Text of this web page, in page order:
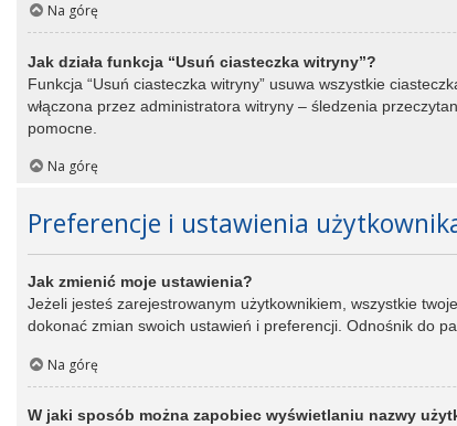
Na górę
Jak działa funkcja “Usuń ciasteczka witryny”?
Funkcja “Usuń ciasteczka witryny” usuwa wszystkie
włączona przez administratora witryny – śledzenia
pomocne.
Na górę
Preferencje i ustawienia
Jak zmienić moje ustawienia?
Jeżeli jesteś zarejestrowanym użytkownikiem, wszystkie
dokonać zmian swoich ustawień i preferencji. Odnośnik do
Na górę
W jaki sposób można zapobiec wyświetlaniu nazwy